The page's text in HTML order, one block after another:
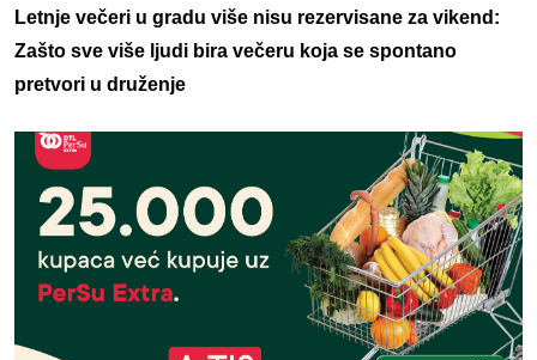
Letnje večeri u gradu više nisu rezervisane za vikend:
Zašto sve više ljudi bira večeru koja se spontano
pretvori u druženje